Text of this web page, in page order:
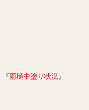
『雨樋中塗り状況 』